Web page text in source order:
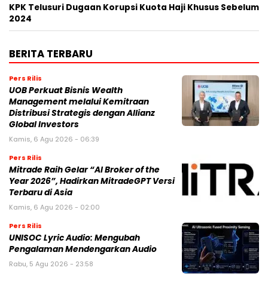
KPK Telusuri Dugaan Korupsi Kuota Haji Khusus Sebelum
2024
BERITA TERBARU
Pers Rilis
UOB Perkuat Bisnis Wealth
Management melalui Kemitraan
Distribusi Strategis dengan Allianz
Global Investors
Kamis, 6 Agu 2026 - 06:39
Pers Rilis
Mitrade Raih Gelar “AI Broker of the
Year 2026”, Hadirkan MitradeGPT Versi
Terbaru di Asia
Kamis, 6 Agu 2026 - 02:00
Pers Rilis
UNISOC Lyric Audio: Mengubah
Pengalaman Mendengarkan Audio
Rabu, 5 Agu 2026 - 23:58